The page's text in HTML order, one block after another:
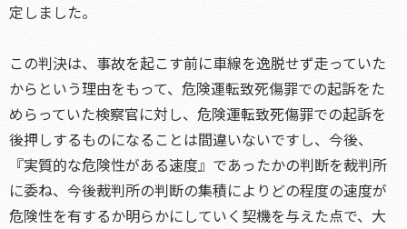
定しました。
この判決は、事故を起こす前に車線を逸脱せず走っていた
からという理由をもって、危険運転致死傷罪での起訴をた
めらっていた検察官に対し、危険運転致死傷罪での起訴を
後押しするものになることは間違いないですし、今後、
『実質的な危険性がある速度』であったかの判断を裁判所
に委ね、今後裁判所の判断の集積によりどの程度の速度が
危険性を有するか明らかにしていく契機を与えた点で、大